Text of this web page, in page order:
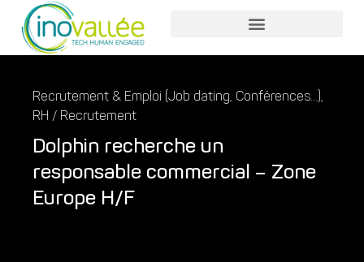
Recrutement & Emploi (Job dating, Conférences...),
RH / Recrutement
Dolphin recherche un
responsable commercial – Zone
Europe H/F